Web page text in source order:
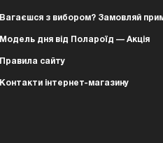
Вагаєшся з вибором? Замовляй
Модель дня від Полароїд — Акція
Правила сайту
Контакти інтернет-магазину